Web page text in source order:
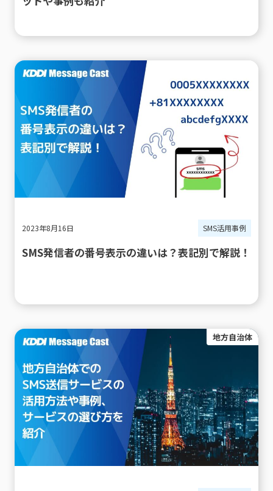
2023年8月16日 SMS活用事例
SMS発信者の番号表示の違いは？表記別で解説！
地方自治体